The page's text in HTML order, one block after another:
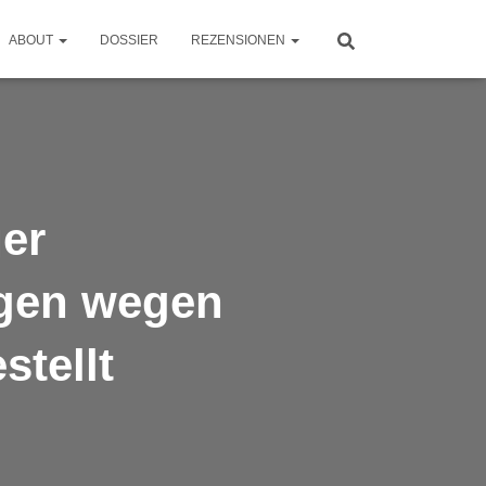
ABOUT DOSSIER REZENSIONEN
wegen